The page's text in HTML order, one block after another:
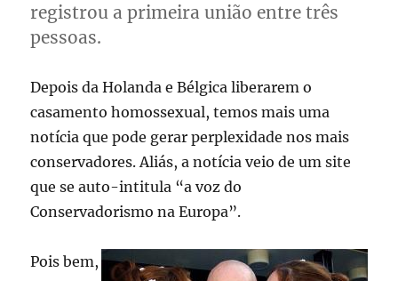
registrou a primeira união entre três
pessoas.
Depois da Holanda e Bélgica liberarem o
casamento homossexual, temos mais uma
notícia que pode gerar perplexidade nos mais
conservadores. Aliás, a notícia veio de um site
que se auto-intitula “a voz do
Conservadorismo na Europa”.
Pois bem,